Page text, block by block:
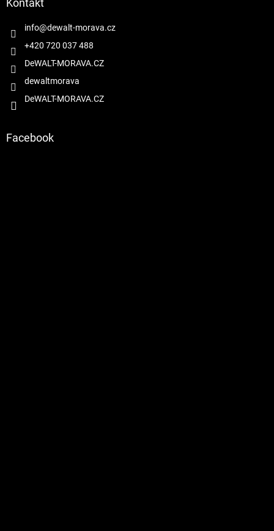
info@dewalt-morava.cz
+420 720 037 488
DeWALT-MORAVA.CZ
dewaltmorava
DeWALT-MORAVA.CZ
Facebook